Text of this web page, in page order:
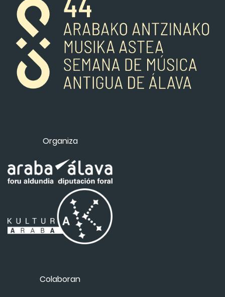
Organiza
Colaboran